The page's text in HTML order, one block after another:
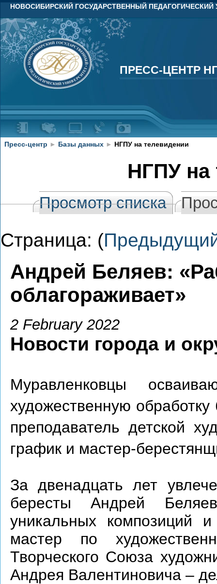
НОВОСИБИРСКИЙ ГОСУДАРСТВЕННЫЙ ПЕДАГОГИЧЕСКИЙ
ПРЕСС-ЦЕНТР
ПРЕСС-ЦЕНТР
Пресс-центр ► Базы данных ► НГПУ на телевидении
НГПУ на
Просмотр списка
Страница: (
Андрей Беляев:
облагораживает»
2 February 2022
Новости города и
Муравленковцы
художественную
преподаватель детской
график и мастер-
За двенадцать лет
бересты Андрей
уникальных композиций
мастер по
Творческого Союза
Андрея Валентиновича –